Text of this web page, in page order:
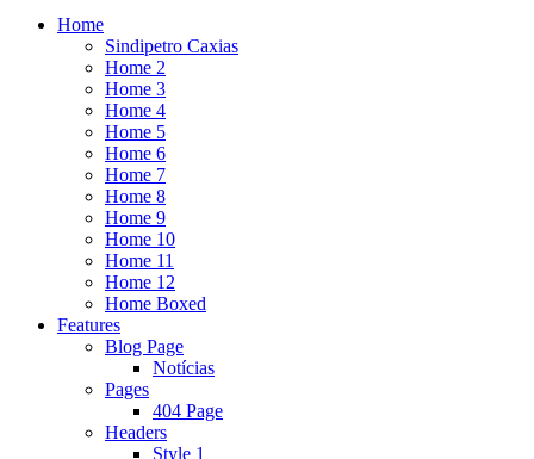
Home
Sindipetro Caxias
Home 2
Home 3
Home 4
Home 5
Home 6
Home 7
Home 8
Home 9
Home 10
Home 11
Home 12
Home Boxed
Features
Blog Page
Notícias
Pages
404 Page
Headers
Style 1